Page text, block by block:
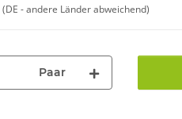
(DE - andere Länder abweichend)
Paar